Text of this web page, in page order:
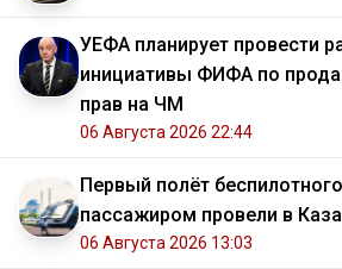
УЕФА планирует провести
инициативы ФИФА по
прав на ЧМ
06 Августа 2026 22:44
Первый полёт
пассажиром провели в
06 Августа 2026 13:03